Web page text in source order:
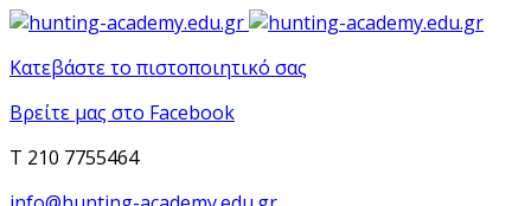
Κατεβάστε το πιστοποιητικό σας
Βρείτε μας στο Facebook
T 210 7755464